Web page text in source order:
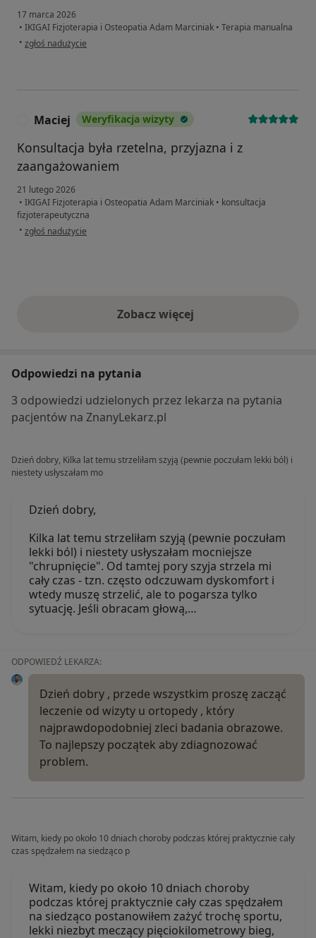
17 marca 2026
• IKIGAI Fizjoterapia i Osteopatia Adam Marciniak • Terapia manualna
• w opinii użytkownika Angelika
zgłoś nadużycie
Maciej Weryfikacja wizyty
Konsultacja była rzetelna, przyjazna i z
zaangażowaniem
21 lutego 2026
• IKIGAI Fizjoterapia i Osteopatia Adam Marciniak • konsultacja
fizjoterapeutyczna
• w opinii użytkownika Maciej
zgłoś nadużycie
Zobacz więcejopinie powyżej
Odpowiedzi na pytania
3 odpowiedzi udzielonych przez lekarza na pytania
pacjentów na ZnanyLekarz.pl
Dzień dobry, Kilka lat temu strzeliłam szyją (pewnie poczułam lekki ból) i
niestety usłyszałam mo
Dzień dobry,
Kilka lat temu strzeliłam szyją (pewnie poczułam
lekki ból) i niestety usłyszałam mocniejsze
"chrupnięcie". Od tamtej pory szyja strzela mi
cały czas - tzn. często odczuwam dyskomfort i
wtedy muszę strzelić, ale to pogarsza tylko
sytuację. Jeśli obracam głową,…
ODPOWIEDŹ LEKARZA:
Dzień dobry , przede wszystkim proszę zacząć
leczenie od wizyty u ortopedy , który
najprawdopodobniej zleci badania obrazowe.
To najlepszy początek aby zdiagnozować
problem.
Witam, kiedy po około 10 dniach choroby podczas której praktycznie cały
czas spędzałem na siedząco p
Witam, kiedy po około 10 dniach choroby
podczas której praktycznie cały czas spędzałem
na siedząco postanowiłem zażyć trochę sportu,
lekki niezbyt meczący pięciokilometrowy bieg,